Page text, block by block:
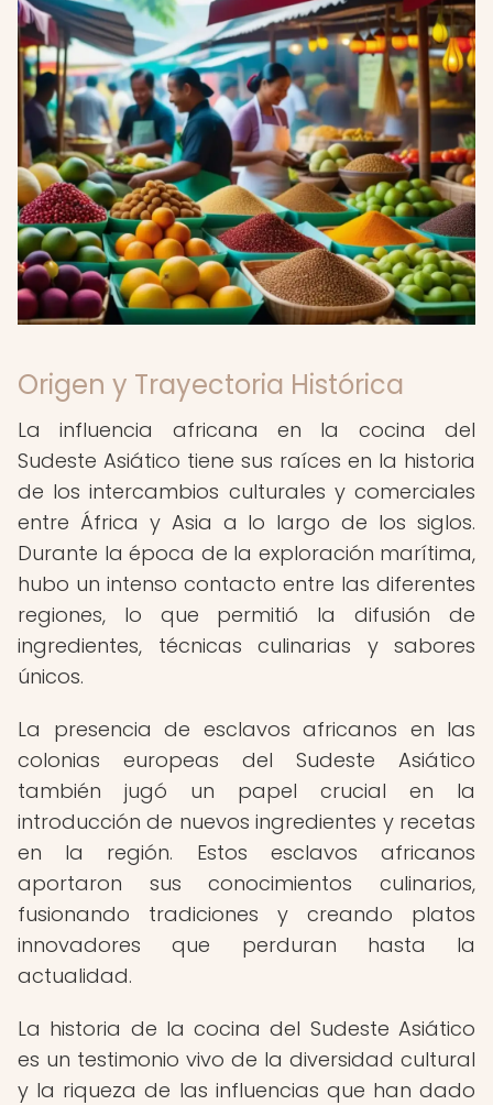
Origen y Trayectoria Histórica
La influencia africana en la cocina del
Sudeste Asiático tiene sus raíces en la historia
de los intercambios culturales y comerciales
entre África y Asia a lo largo de los siglos.
Durante la época de la exploración marítima,
hubo un intenso contacto entre las diferentes
regiones, lo que permitió la difusión de
ingredientes, técnicas culinarias y sabores
únicos.
La presencia de esclavos africanos en las
colonias europeas del Sudeste Asiático
también jugó un papel crucial en la
introducción de nuevos ingredientes y recetas
en la región. Estos esclavos africanos
aportaron sus conocimientos culinarios,
fusionando tradiciones y creando platos
innovadores que perduran hasta la
actualidad.
La historia de la cocina del Sudeste Asiático
es un testimonio vivo de la diversidad cultural
y la riqueza de las influencias que han dado